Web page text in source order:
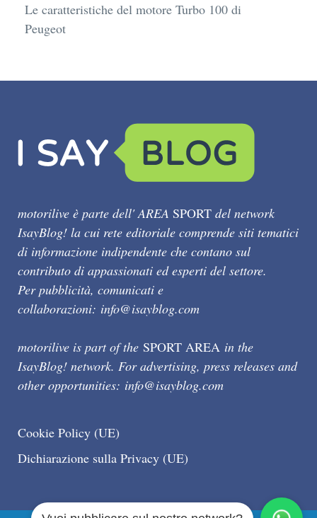
Le caratteristiche del motore Turbo 100 di
Peugeot
motorilive è parte dell' AREA SPORT del network
IsayBlog! la cui rete editoriale comprende siti tematici
di informazione indipendente che contano sul
contributo di appassionati ed esperti del settore.
Per pubblicità, comunicati e
collaborazioni: info@isayblog.com
motorilive is part of the SPORT AREA in the
IsayBlog! network. For advertising, press releases and
other opportunities: info@isayblog.com
Cookie Policy (UE)
Dichiarazione sulla Privacy (UE)